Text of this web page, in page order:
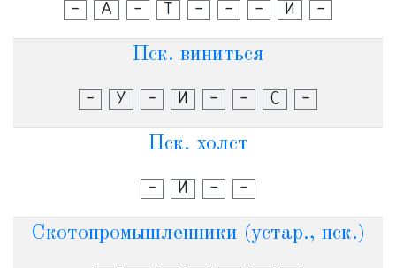
- А - Т - - - И -
Пск. виниться
- У - И - - С -
Пск. холст
- И - -
Скотопромышленники (устар., пск.)